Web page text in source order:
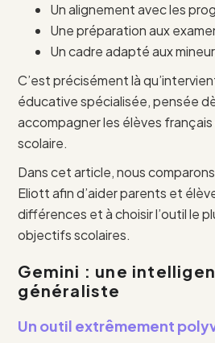
Un alignement avec les
Une préparation aux
Un cadre adapté aux
C’est précisément là
éducative spécialisée, pensée
accompagner les élèves
scolaire.
Dans cet article, nous
Eliott afin d’aider parents et
différences et à choisir l’outil le
objectifs scolaires.
Gemini : une
généraliste
Un outil extrêmement